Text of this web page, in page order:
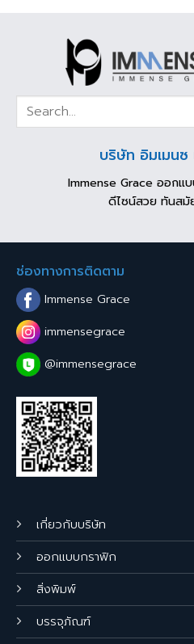
บริษัท อิมเมนซ
Immense Grace ออก
ดีไซน์สวย ทันส
เกี่ยวกับบริษัท
ออกแบบกราฟิก
สิ่งพิมพ์
บรรจุภัณฑ์
ช่องทางการติดตาม
Immense Grace
immensegrace
@immensegrace